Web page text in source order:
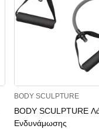
BODY SCULPTURE
BODY SCULPTURE
Ενδυνάμωσης